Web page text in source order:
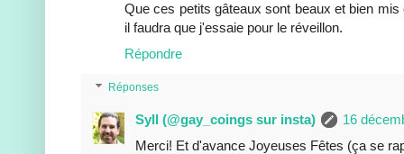
Que ces petits gâteaux sont beaux et bien
il faudra que j'essaie pour le réveillon.
Répondre
Réponses
Syll (@gay_coings sur insta)
16
Merci! Et d'avance Joyeuses Fêtes (ça se